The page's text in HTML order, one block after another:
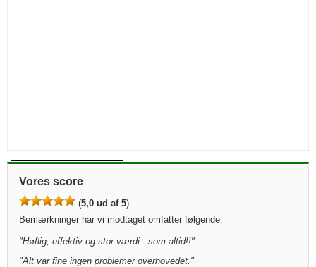
Vores score
(5,0 ud af 5).
Bemærkninger har vi modtaget omfatter følgende:
"Høflig, effektiv og stor værdi - som altid!!"
"Alt var fine ingen problemer overhovedet. "